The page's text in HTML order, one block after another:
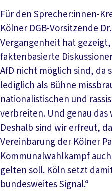
Für den Sprecher:innen-
Kölner DGB-Vorsitzende
Vergangenheit hat
faktenbasierte
AfD nicht möglich sind, da
lediglich als Bühne
nationalistischen und
verbreiten. Und genau
Deshalb sind wir erfreut,
Vereinbarung der Kölner
Kommunalwahlkampf
gelten soll. Köln setzt
bundesweites Signal.“